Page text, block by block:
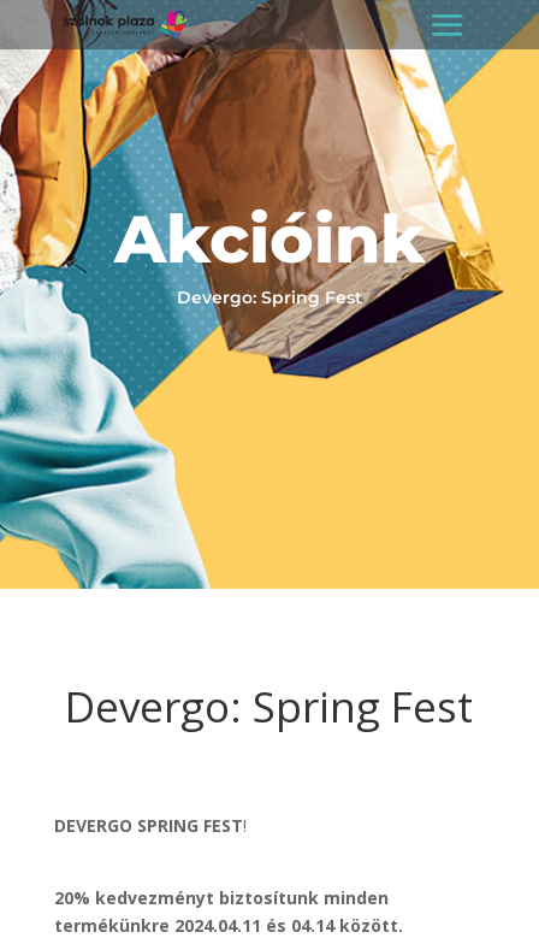
Akcióink
Devergo: Spring Fest
Devergo: Spring Fest
DEVERGO SPRING FEST!
20% kedvezményt biztosítunk minden
termékünkre 2024.04.11 és 04.14 között.